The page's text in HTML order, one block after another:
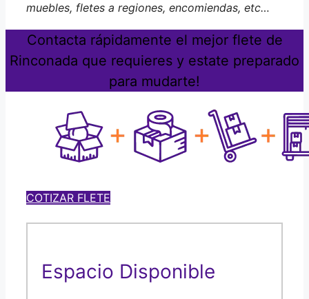
muebles, fletes a regiones, encomiendas, etc…
Contacta rápidamente el mejor flete de
Rinconada que requieres y estate preparado
para mudarte!
COTIZAR FLETE
Espacio Disponible